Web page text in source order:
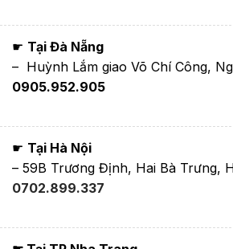
☛ Tại Đà Nẵng
– Huỳnh Lắm giao Võ Chí Công,
0905.952.905
☛ Tại Hà Nội
– 59B Trương Định, Hai Bà Trưng,
0702.899.337